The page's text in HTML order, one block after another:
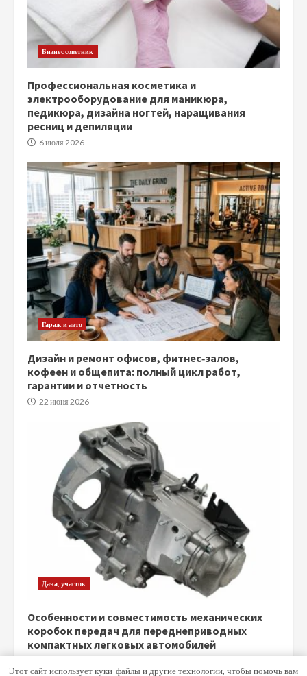
Бизнес советник
Профессиональная косметика и
электрооборудование для маникюра,
педикюра, дизайна ногтей, наращивания
ресниц и депиляции
6 июля 2026
Гараж и авто
Дизайн и ремонт офисов, фитнес‑залов,
кофеен и общепита: полный цикл работ,
гарантии и отчетность
22 июня 2026
Дача, участок
Особенности и совместимость механических
коробок передач для переднеприводных
компактных легковых автомобилей
Этот сайт использует куки-файлы и другие технологии, чтобы помочь вам